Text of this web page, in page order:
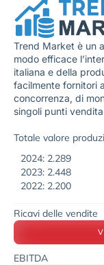
Trend Market è un
modo efficace
italiana e della
facilmente fornitori
concorrenza, di
singoli punti
Totale valore
2024: 2.289
2023: 2.448
2022: 2.200
Ricavi delle vendite
EBITDA